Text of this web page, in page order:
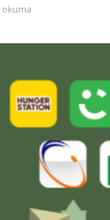
okuma